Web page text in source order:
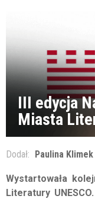
III edycja
Miasta
Dodał: Paulina Klimek
Wystartowała
Literatury